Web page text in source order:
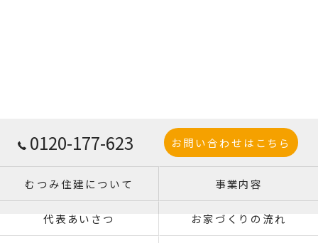
0120-177-623 お問い合わせはこちら
むつみ住建について 事業内容
代表あいさつ お家づくりの流れ